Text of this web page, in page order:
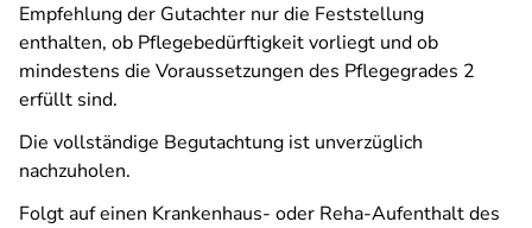
Empfehlung der Gutachter nur die Feststellung
enthalten, ob Pflegebedürftigkeit vorliegt und ob
mindestens die Voraussetzungen des Pflegegrades 2
erfüllt sind.
Die vollständige Begutachtung ist unverzüglich
nachzuholen.
Folgt auf einen Krankenhaus- oder Reha-Aufenthalt des